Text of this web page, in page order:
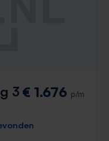
3 € 1.676 p/m